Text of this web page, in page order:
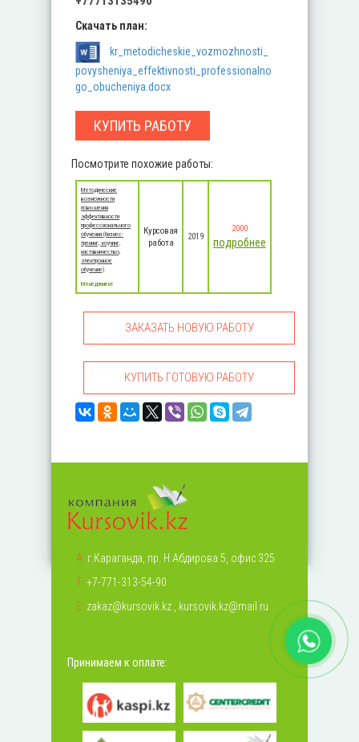
Скачать план:
kr_metodicheskie_vozmozhnosti_
povysheniya_effektivnosti_professionalno
go_obucheniya.docx
КУПИТЬ РАБОТУ
Посмотрите похожие работы:
Методические
возможности
повышения
эффективности
профессионального
обучения (бизнес-
тренинг, коучинг,
наставничество,
электронное
обучение)
Менеджмент
Курсовая
работа
2019
2000
подробнее
ЗАКАЗАТЬ НОВУЮ РАБОТУ
КУПИТЬ ГОТОВУЮ РАБОТУ
А: г.Караганда, пр. Н.Абдирова 5, офис 325
Т: +7-771-313-54-90
Е: zakaz@kursovik.kz kursovik.kz@mail.ru
Принимаем к оплате: